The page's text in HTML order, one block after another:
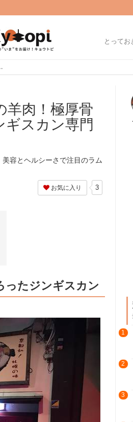
とってお
ンギスカン専門店べんがら」
羊肉！極厚骨
スカン専門
容とヘルシーさで注目のラム
お気に入り 3
ったジンギスカン
1
2
3